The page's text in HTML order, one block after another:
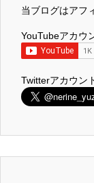
当ブログはアフ
YouTubeアカウ
Twitterアカウン